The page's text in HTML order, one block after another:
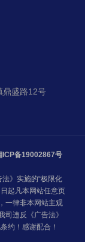
鼎盛路12号
ICP备19002867号
》实施的“极限化
起凡本网站任意页
一律非本网站主观
司违反《广告法》
约！感谢配合！